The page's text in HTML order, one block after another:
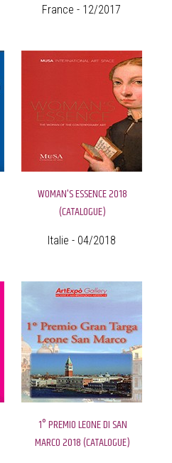
France - 12/2017
WOMAN'S ESSENCE 2018
(CATALOGUE)
Italie - 04/2018
1° PREMIO LEONE DI SAN
MARCO 2018 (CATALOGUE)